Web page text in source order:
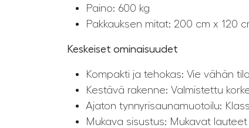
Paino: 600 kg
Pakkauksen mitat: 200 cm x 120
Keskeiset ominaisuudet
Kompakti ja tehokas: Vie vähän
Kestävä rakenne: Valmistettu
Ajaton tynnyrisaunamuotoilu:
Mukava sisustus: Mukavat